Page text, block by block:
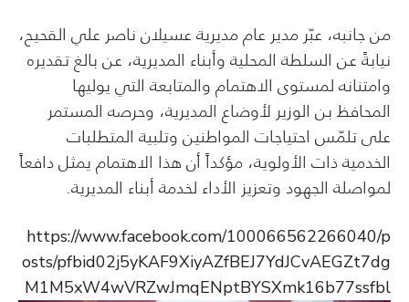
من جانبه، عبّر مدير عام مديرية عسيلان ناصر علي القحيح،
نيابةً عن السلطة المحلية وأبناء المديرية، عن بالغ تقديره
وامتنانه لمستوى الاهتمام والمتابعة التي يوليها
المحافظ بن الوزير لأوضاع المديرية، وحرصه المستمر
على تلمّس احتياجات المواطنين وتلبية المتطلبات
الخدمية ذات الأولوية، مؤكداً أن هذا الاهتمام يمثل دافعاً
لمواصلة الجهود وتعزيز الأداء لخدمة أبناء المديرية.
https://www.facebook.com/100066562266040/p
osts/pfbid02j5yKAF9XiyAZfBEJ7YdJCvAEGZt7dg
M1M5xW4wVRZwJmqENptBYSXmk16b77ssfbl